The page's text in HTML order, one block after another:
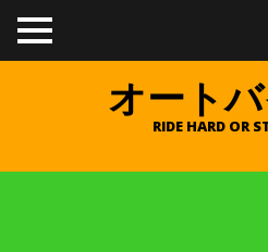
TO
GGL
オート
RIDE HARD OR